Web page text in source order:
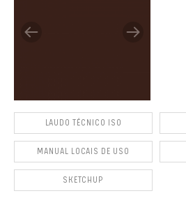
LAUDO TÉCNICO ISO
MANUAL LOCAIS DE USO
SKETCHUP